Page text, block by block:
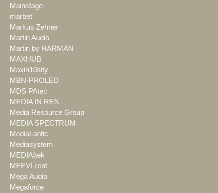
Mainstage
marbet
Markus Zehner
Martin Audio
Martin by HARMAN
MAXHUB
Maxin10sity
MBN-PROLED
MDS PAtec
MEDIA IN RES
Media Resource Group
MEDIA SPECTRUM
MediaLantic
Mediasystem
MEDIA|tek
MEEVI-rent
Mega Audio
Megaforce